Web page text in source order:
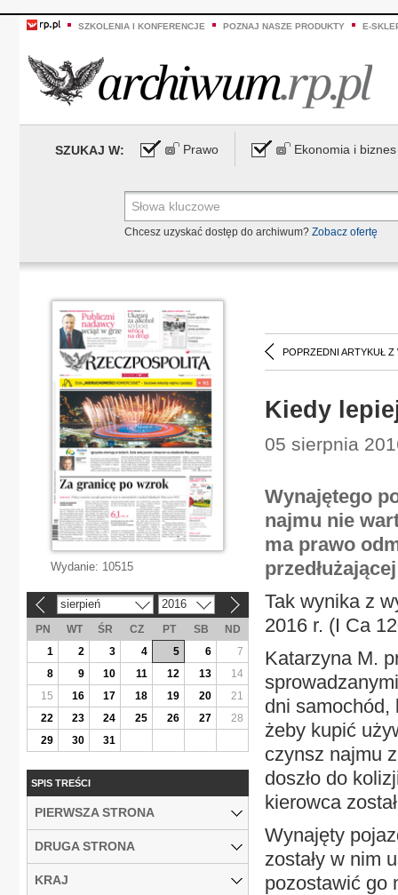
SZKOLENIA I KONFERENCJE POZNAJ NASZE PRODUKTY E-
SZUKAJ W: Prawo Ekonomia i biznes
Chcesz uzyskać dostęp do archiwum? Zobacz ofertę
POPRZEDNI ARTYKUŁ Z
Kiedy
05 sierpnia
Wynajętego
najmu nie
ma prawo
Tak wynika z
2016 r. (I Ca
Katarzyna M.
dni samochód,
żeby kupić
czynsz najmu
doszło do
kierowca
Wynajęty
zostały w nim
pozostawić go
Wydanie: 10515
sierpień 2016
PN WT ŚR CZ PT SB
ND
1
2 3 4 5 6
7
8
9 10 11 12 13
14
15
16 17 18 19 20
21
22
23 24 25 26 27
28
29
30 31
SPIS TREŚCI
PIERWSZA STRONA
DRUGA STRONA
KRAJ